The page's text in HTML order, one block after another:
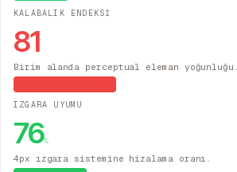
KALABALIK ENDEKSİ
81
Birim alanda perceptual eleman yoğunluğu.
IZGARA UYUMU
76%
4px ızgara sistemine hizalama oranı.